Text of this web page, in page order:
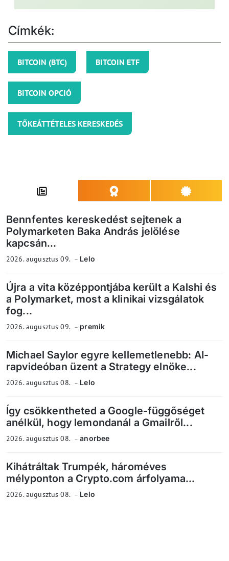
Címkék:
BITCOIN (BTC) BITCOIN ETF
BITCOIN OPCIÓ
TŐKEÁTTÉTELES KERESKEDÉS
Bennfentes kereskedést sejtenek a
Polymarketen Baka András jelölése
kapcsán...
2026. augusztus 09. Lelo
Újra a vita középpontjába került a Kalshi és
a Polymarket, most a klinikai vizsgálatok
fog...
2026. augusztus 09. premik
Michael Saylor egyre kellemetlenebb: AI-
rapvideóban üzent a Strategy elnöke...
2026. augusztus 08. Lelo
Így csökkentheted a Google-függőséget
anélkül, hogy lemondanál a Gmailről...
2026. augusztus 08. anorbee
Kihátráltak Trumpék, hároméves
mélyponton a Crypto.com árfolyama...
2026. augusztus 08. Lelo